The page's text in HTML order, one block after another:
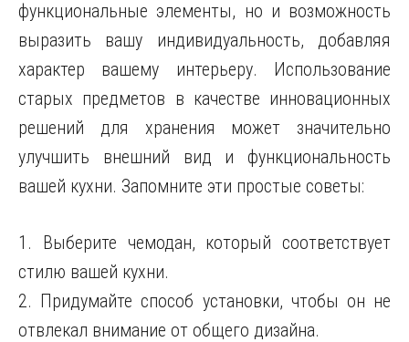
функциональные элементы, но и возможность
выразить вашу индивидуальность, добавляя
характер вашему интерьеру. Использование
старых предметов в качестве инновационных
решений для хранения может значительно
улучшить внешний вид и функциональность
вашей кухни. Запомните эти простые советы:
1. Выберите чемодан, который соответствует
стилю вашей кухни.
2. Придумайте способ установки, чтобы он не
отвлекал внимание от общего дизайна.